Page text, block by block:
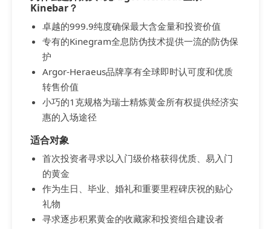
Kinebar？
卓越的999.9纯度确保最大含金量和投资价值
专有的Kinegram全息防伪技术提供一流的防伪保
护
Argor-Heraeus品牌享有全球即时认可度和优质
转售价值
小巧的1克规格为瑞士精炼黄金所有权提供经济实
惠的入场途径
适合对象
首次投资者寻求以入门级价格获得优质、易入门
的黄金
作为生日、毕业、婚礼和重要里程碑庆祝的贴心
礼物
寻求逐步积累黄金的收藏家和投资组合建设者